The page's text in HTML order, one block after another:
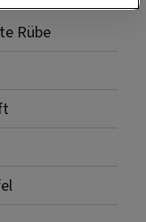
Rübe